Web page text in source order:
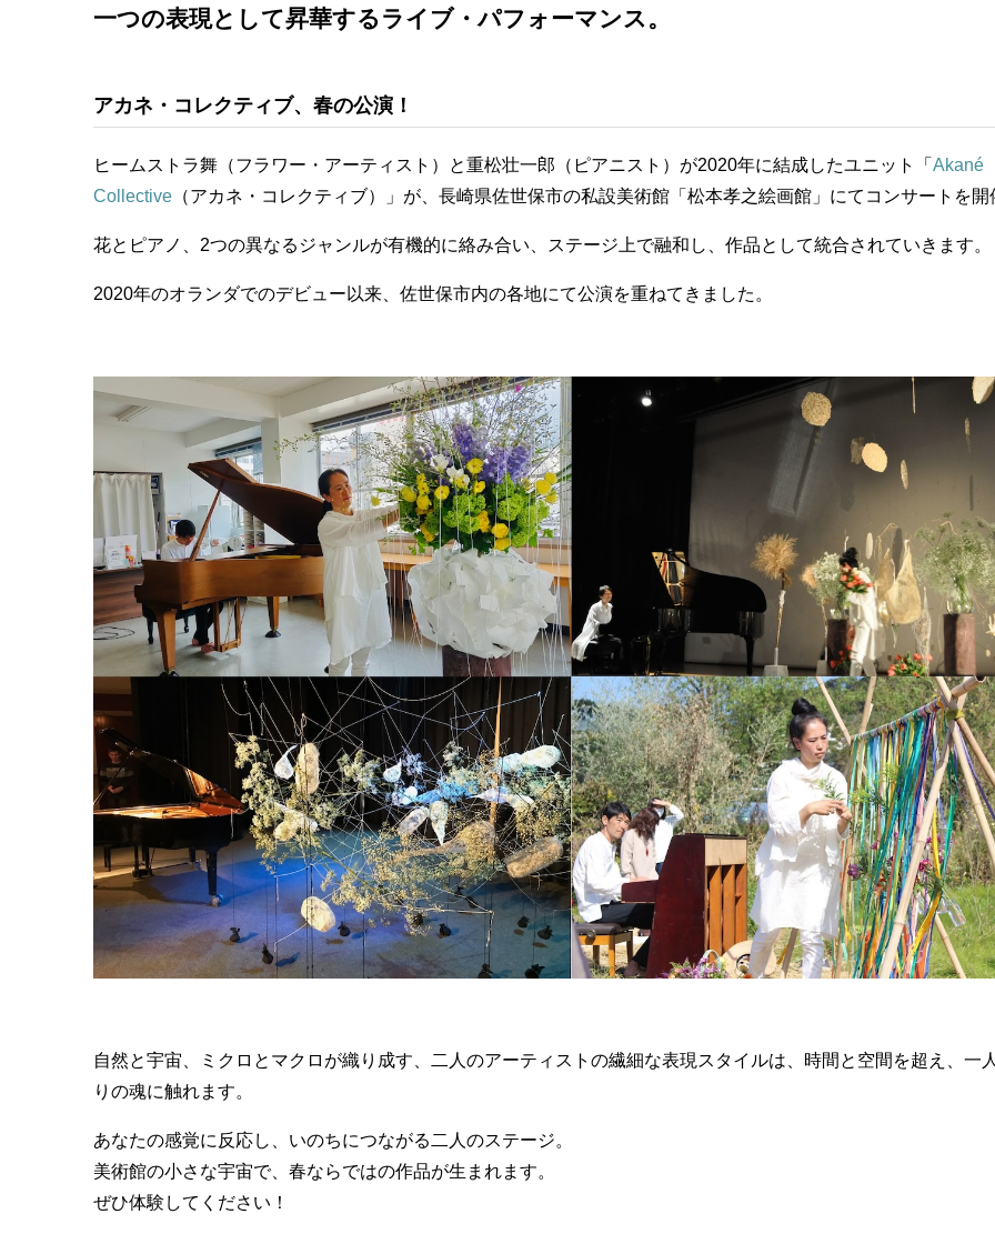
一つの表現として昇華するライブ・パフォーマンス。
アカネ・コレクティブ、春の公演！
ヒームストラ舞（フラワー・アーティスト）と重松壮一郎（ピアニスト）が2020年に結成したユニット「 Akané
Collective （アカネ・コレクティブ）」が、長崎県佐世保市の私設美術館「松本孝之絵画館」にてコンサートを開
花とピアノ、2つの異なるジャンルが有機的に絡み合い、ステージ上で融和し、作品として統合されていきます。
2020年のオランダでのデビュー以来、佐世保市内の各地にて公演を重ねてきました。
自然と宇宙、ミクロとマクロが織り成す、二人のアーティストの繊細な表現スタイルは、時間と空間を超え、一
りの魂に触れます。
あなたの感覚に反応し、いのちにつながる二人のステージ。
美術館の小さな宇宙で、春ならではの作品が生まれます。
ぜひ体験してください！